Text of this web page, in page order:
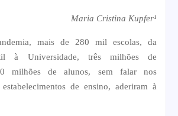
Maria Cristina Kupfer¹
mais de 280 mil escolas, da
à Universidade, três milhões de
milhões de alunos, sem falar nos
de ensino, aderiram à